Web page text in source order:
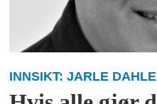
INNSIKT: JARLE DAHLE